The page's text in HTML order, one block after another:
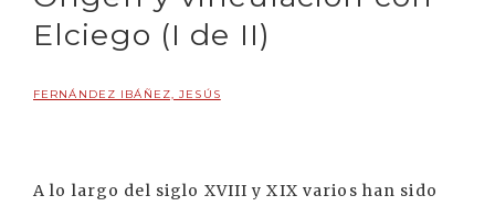
Elciego (I de II)
FERNÁNDEZ IBÁÑEZ, JESÚS
A lo largo del siglo XVIII y XIX varios han sido